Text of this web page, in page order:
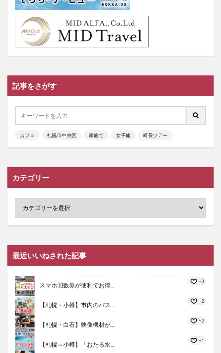
記事をさがす
カフェ 札幌市中央区 家族で 女子旅 町長ツアー
カテゴリー
最近いいねされた記事
スマホ回数券が便利でお得...
+3
【札幌・小樽】市内のバス...
+2
【札幌・白石】映像機材が...
+2
【札幌⇔小樽】「おたる水...
+1